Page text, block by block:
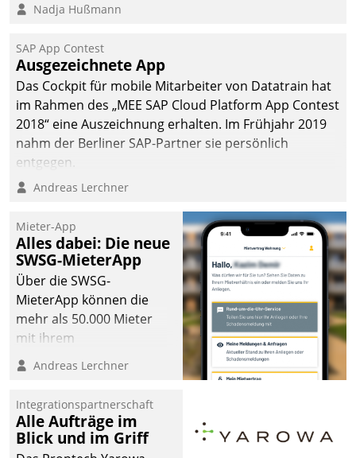
Nadja Hußmann
SAP App Contest
Ausgezeichnete App
Das Cockpit für mobile Mitarbeiter von Datatrain hat
im Rahmen des „MEE SAP Cloud Platform App Contest
2018“ eine Auszeichnung erhalten. Im Frühjahr 2019
nahm der Berliner SAP-Partner sie persönlich
entgegen.
Andreas Lerchner
Mieter-App
Alles dabei: Die neue
SWSG-MieterApp
Über die SWSG-
MieterApp können die
mehr als 50.000 Mieter
mit ihrem
Wohnungsunternehmen
kommunizieren, auf dem
einsehen und ändern
oder
Schadensmeldungen
Andreas Lerchner
Integrationspartnerschaft
Alle Aufträge im
Blick und im Griff